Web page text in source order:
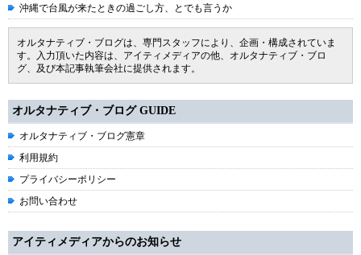
沖縄で台風が来たときの過ごし方、とでも言うか
オルタナティブ・ブログは、専門スタッフにより、企画・構成されていま
す。入力頂いた内容は、アイティメディアの他、オルタナティブ・ブロ
グ、及び本記事執筆会社に提供されます。
オルタナティブ・ブログ GUIDE
オルタナティブ・ブログ憲章
利用規約
プライバシーポリシー
お問い合わせ
アイティメディアからのお知らせ